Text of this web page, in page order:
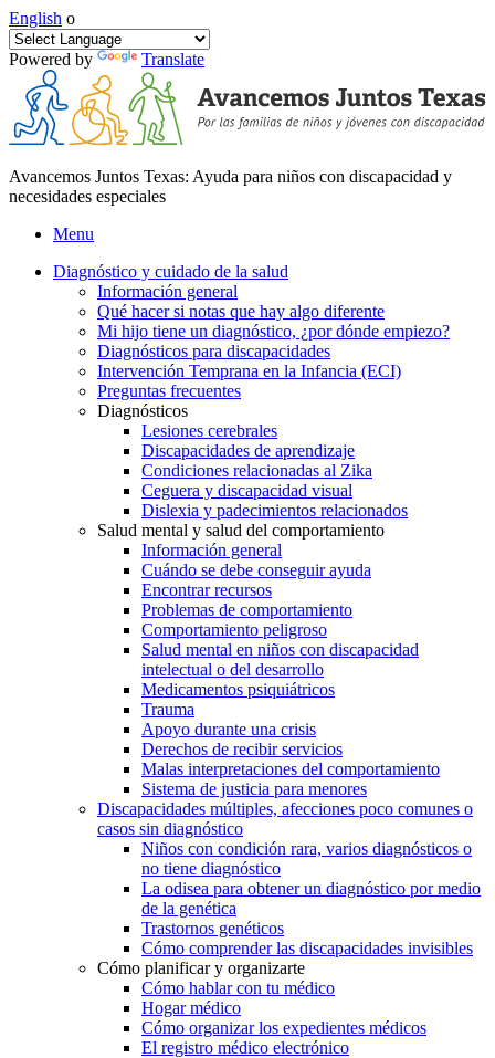
English o
Powered by Translate
Avancemos Juntos Texas: Ayuda para niños con discapacidad y
necesidades especiales
Menu
Diagnóstico y cuidado de la salud
Información general
Qué hacer si notas que hay algo diferente
Mi hijo tiene un diagnóstico, ¿por dónde empiezo?
Diagnósticos para discapacidades
Intervención Temprana en la Infancia (ECI)
Preguntas frecuentes
Diagnósticos
Lesiones cerebrales
Discapacidades de aprendizaje
Condiciones relacionadas al Zika
Ceguera y discapacidad visual
Dislexia y padecimientos relacionados
Salud mental y salud del comportamiento
Información general
Cuándo se debe conseguir ayuda
Encontrar recursos
Problemas de comportamiento
Comportamiento peligroso
Salud mental en niños con discapacidad
intelectual o del desarrollo
Medicamentos psiquiátricos
Trauma
Apoyo durante una crisis
Derechos de recibir servicios
Malas interpretaciones del comportamiento
Sistema de justicia para menores
Discapacidades múltiples, afecciones poco comunes o
casos sin diagnóstico
Niños con condición rara, varios diagnósticos o
no tiene diagnóstico
La odisea para obtener un diagnóstico por medio
de la genética
Trastornos genéticos
Cómo comprender las discapacidades invisibles
Cómo planificar y organizarte
Cómo hablar con tu médico
Hogar médico
Cómo organizar los expedientes médicos
El registro médico electrónico